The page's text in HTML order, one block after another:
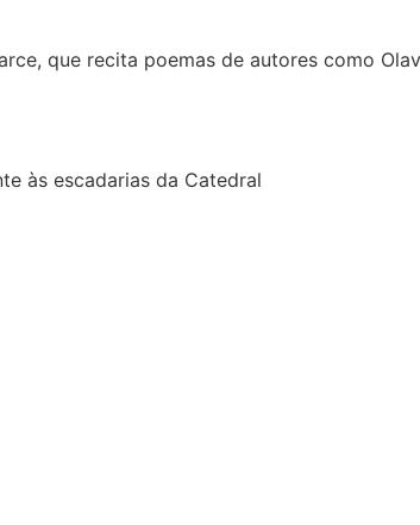
que recita poemas de autores como
às escadarias da Catedral